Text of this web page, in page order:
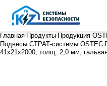
Главная Продукты Продукция
Подвесы СТРАТ-системы OSTEC
41х21х2000, толщ. 2,0 мм,